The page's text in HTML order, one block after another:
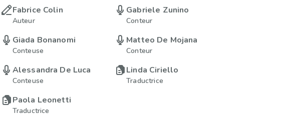
Fabrice Colin
Auteur
Gabriele Zunino
Conteur
Giada Bonanomi
Conteuse
Matteo De Mojana
Conteur
Alessandra De Luca
Conteuse
Linda Ciriello
Traductrice
Paola Leonetti
Traductrice